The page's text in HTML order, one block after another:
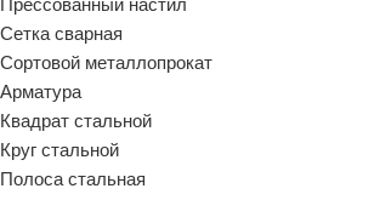
Прессованный настил
Сетка сварная
Сортовой металлопрокат
Арматура
Квадрат стальной
Круг стальной
Полоса стальная